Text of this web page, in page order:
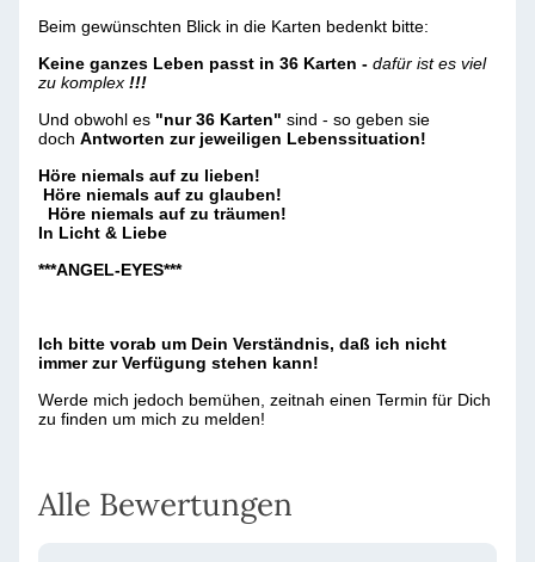
Beim gewünschten Blick in die Karten bedenkt bitte:
Keine ganzes Leben passt in 36 Karten - dafür ist es viel
zu komplex !!!
Und obwohl es "nur 36 Karten" sind - so geben sie
doch Antworten zur jeweiligen Lebenssituation!
Höre niemals auf zu lieben!
Höre niemals auf zu glauben!
Höre niemals auf zu träumen!
In Licht & Liebe
***ANGEL-EYES***
Ich bitte vorab um Dein Verständnis, daß ich nicht
immer zur Verfügung stehen kann!
Werde mich jedoch bemühen, zeitnah einen Termin für Dich
zu finden um mich zu melden!
Alle Bewertungen